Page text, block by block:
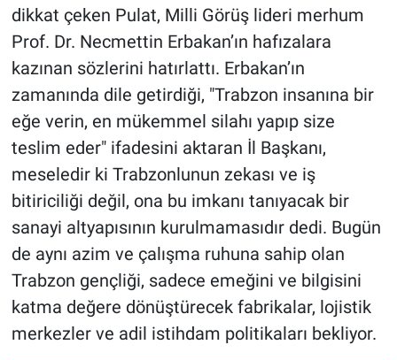
dikkat çeken Pulat, Milli Görüş lideri merhum
Prof. Dr. Necmettin Erbakan’ın hafızalara
kazınan sözlerini hatırlattı. Erbakan’ın
zamanında dile getirdiği, "Trabzon insanına bir
eğe verin, en mükemmel silahı yapıp size
teslim eder" ifadesini aktaran İl Başkanı,
meseledir ki Trabzonlunun zekası ve iş
bitiriciliği değil, ona bu imkanı tanıyacak bir
sanayi altyapısının kurulmamasıdır dedi. Bugün
de aynı azim ve çalışma ruhuna sahip olan
Trabzon gençliği, sadece emeğini ve bilgisini
katma değere dönüştürecek fabrikalar, lojistik
merkezler ve adil istihdam politikaları bekliyor.